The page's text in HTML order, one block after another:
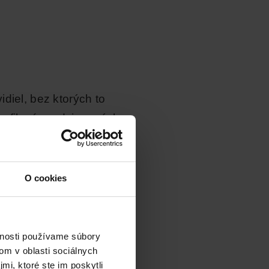
O cookies
používame súbory
v oblasti sociálnych
ktoré ste im poskytli
bez ktorých to
pár nadviazaných
môžeš nájsťtu.
všetkých
či tvoju firmu. Svoju